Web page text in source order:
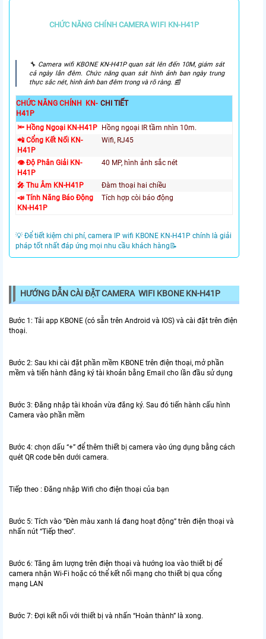
CHỨC NĂNG CHÍNH CAMERA WIFI KN-H41P
🔧 Camera wifi KBONE KN-H41P quan sát lên đến 10M, giám sát
cả ngày lẫn đêm. Chức năng quan sát hình ảnh ban ngày trung
thực sắc nét, hình ảnh ban đêm trong và rõ ràng. 📰
CHỨC NĂNG CHÍNH KN-
H41P
CHI TIẾT
🔦 Hồng Ngoại KN-H41P Hồng ngoại IR tầm nhìn 10m.
📲 Cổng Kết Nối KN-
H41P
Wifi, RJ45
👁️ Độ Phân Giải KN-
H41P
40 MP, hình ảnh sắc nét
️🎤 Thu Âm KN-H41P
Đàm thoại hai chiều
📣 Tính Năng Báo Động
KN-H41P
Tích hợp còi báo động
💡 Để tiết kiệm chi phí, camera IP wifi KBONE KN-H41P chính là giải
pháp tốt nhất đáp ứng mọi nhu cầu khách hàng📝
HƯỚNG DẪN CÀI ĐẶT CAMERA WIFI KBONE KN-H41P
Bước 1: Tải app KBONE (có sẵn trên Android và IOS) và cài đặt trên điện
thoại.
Bước 2: Sau khi cài đặt phần mềm KBONE trên điện thoại, mở phần
mềm và tiến hành đăng ký tài khoản bằng Email cho lần đầu sử dụng
Bước 3: Đăng nhập tài khoản vừa đăng ký. Sau đó tiến hành cấu hình
Camera vào phần mềm
Bước 4: chọn dấu “+” để thêm thiết bị camera vào ứng dụng bằng cách
quét QR code bên dưới camera.
Tiếp theo : Đăng nhập Wifi cho điện thoại của bạn
Bước 5: Tích vào “Đèn màu xanh lá đang hoạt động” trên điện thoại và
nhấn nút “Tiếp theo”.
Bước 6: Tăng âm lượng trên điện thoại và hướng loa vào thiết bị để
camera nhận Wi-Fi hoặc có thể kết nối mạng cho thiết bị qua cổng
mạng LAN
Bước 7: Đợi kết nối với thiết bị và nhấn “Hoàn thành” là xong.